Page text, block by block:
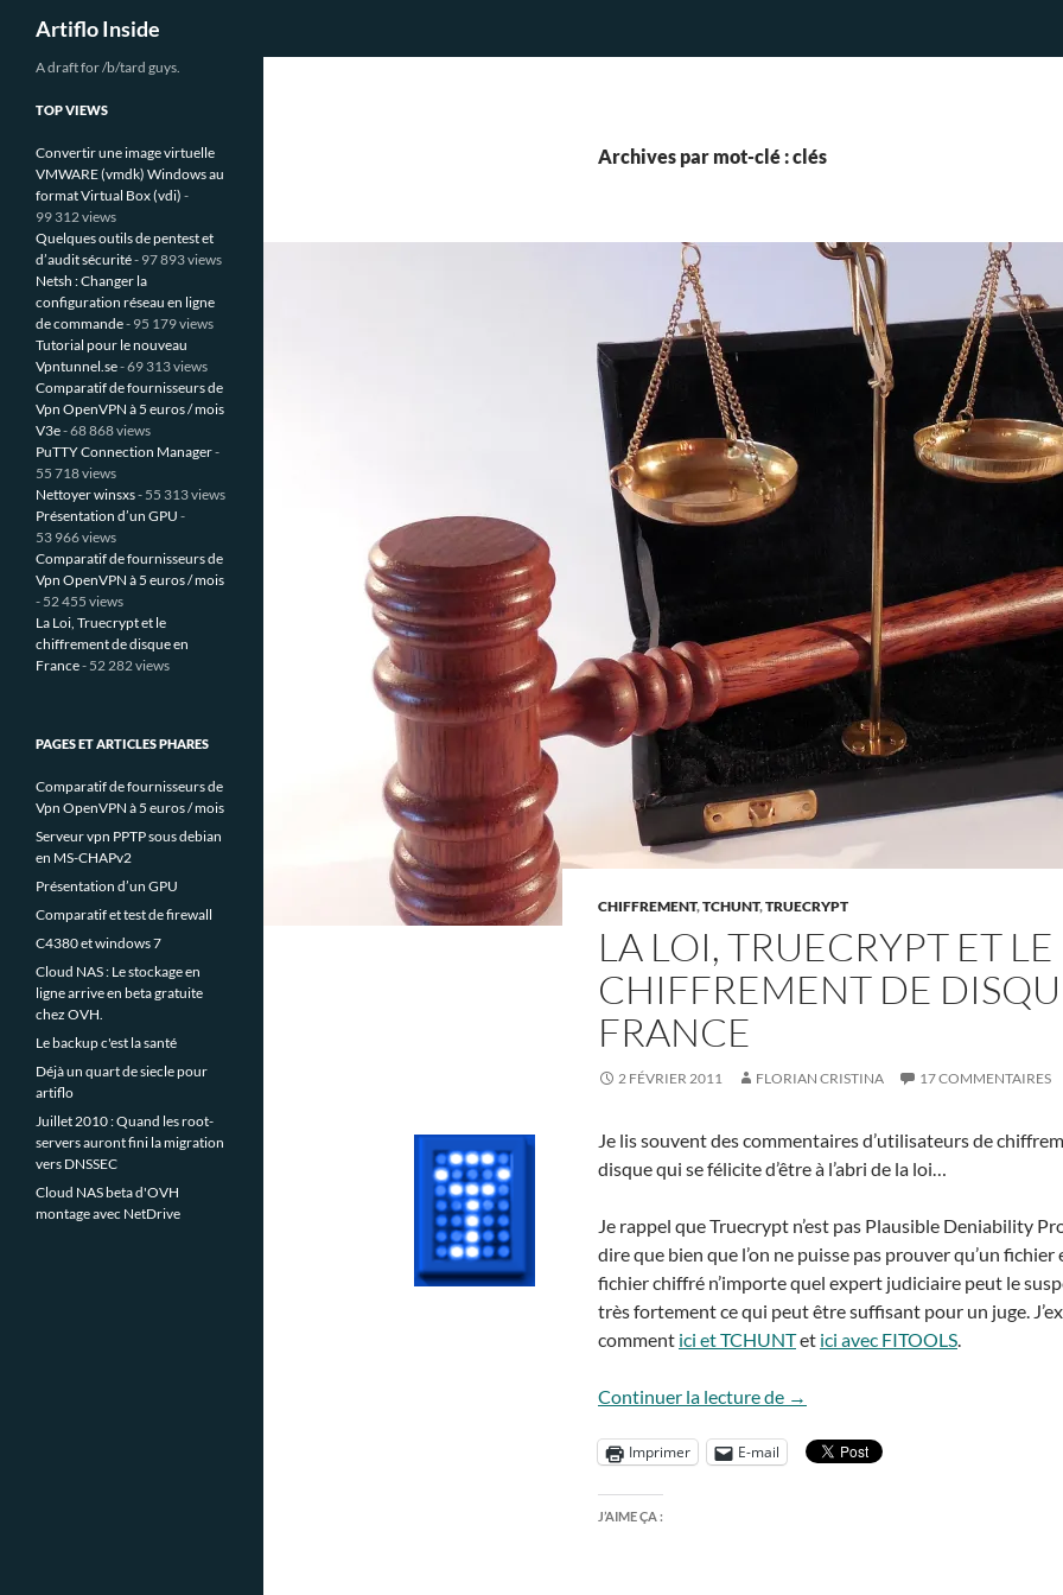
Aller
Artiflo Inside
Archives par mot-clé : clés
CHIFFREMENT,TCHUNT,TRUECRYPT
LA LOI, TRUECRYPT ET LE
CHIFFREMENT DE
FRANCE
2 FÉVRIER 2011 FLORIAN CRISTINA 17 COMMENTAIRES
Je lis souvent des commentaires d’utilisateurs de
disque qui se félicite d’être à l’abri de la loi…
Je rappel que Truecrypt n’est pas Plausible Deniability
dire que bien que l’on ne puisse pas prouver qu’un fichier
fichier chiffré n’importe quel expert judiciaire peut le
très fortement ce qui peut être suffisant pour un juge.
comment ici et TCHUNTet ici avec FITOOLS.
Continuer la lecture de La Loi, Truecrypt et le chiffrement
→
Imprimer E-mail
J’AIME ÇA :
A draft for /b/tard guys.
TOP VIEWS
Convertir une image virtuelle
VMWARE (vmdk) Windows au
format Virtual Box (vdi) -
99 312 views
Quelques outils de pentest et
d’audit sécurité- 97 893 views
Netsh : Changer la
configuration réseau en ligne
de commande- 95 179 views
Tutorial pour le nouveau
Vpntunnel.se- 69 313 views
Comparatif de fournisseurs de
Vpn OpenVPN à 5 euros / mois
V3e- 68 868 views
PuTTY Connection Manager-
55 718 views
Nettoyer winsxs- 55 313 views
Présentation d’un GPU -
53 966 views
Comparatif de fournisseurs de
Vpn OpenVPN à 5 euros / mois
- 52 455 views
La Loi, Truecrypt et le
chiffrement de disque en
France- 52 282 views
PAGES ET ARTICLES PHARES
Comparatif de fournisseurs de
Vpn OpenVPN à 5 euros / mois
Serveur vpn PPTP sous debian
en MS-CHAPv2
Présentation d’un GPU
Comparatif et test de firewall
C4380 et windows 7
Cloud NAS : Le stockage en
ligne arrive en beta gratuite
chez OVH.
Le backup c'est la santé
Déjà un quart de siecle pour
artiflo
Juillet 2010 : Quand les root-
servers auront fini la migration
vers DNSSEC
Cloud NAS beta d'OVH
montage avec NetDrive